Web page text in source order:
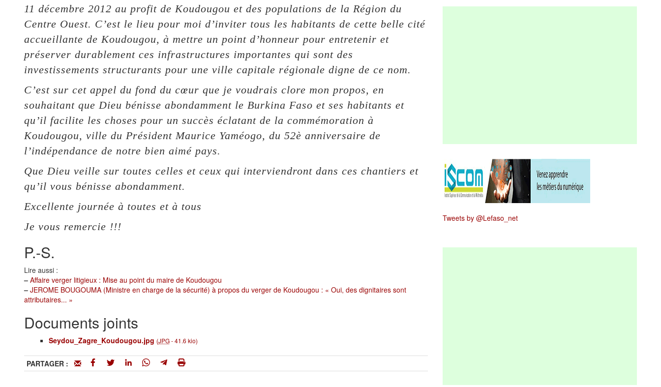
11 décembre 2012 au profit de Koudougou et des populations de la Région du
Centre Ouest. C’est le lieu pour moi d’inviter tous les habitants de cette belle cité
accueillante de Koudougou, à mettre un point d’honneur pour entretenir et
préserver durablement ces infrastructures importantes qui sont des
investissements structurants pour une ville capitale régionale digne de ce nom.
C’est sur cet appel du fond du cœur que je voudrais clore mon propos, en
souhaitant que Dieu bénisse abondamment le Burkina Faso et ses habitants et
qu’il facilite les choses pour un succès éclatant de la commémoration à
Koudougou, ville du Président Maurice Yaméogo, du 52è anniversaire de
l’indépendance de notre bien aimé pays.
Que Dieu veille sur toutes celles et ceux qui interviendront dans ces chantiers et
qu’il vous bénisse abondamment.
Excellente journée à toutes et à tous
Je vous remercie !!!
P.-S.
Lire aussi :
– Affaire verger litigieux : Mise au point du maire de Koudougou
– JEROME BOUGOUMA (Ministre en charge de la sécurité) à propos du verger de Koudougou : « Oui, des dignitaires sont
attributaires... »
Documents joints
Seydou_Zagre_Koudougou.jpg (JPG-41.6 kio)
PARTAGER :
Tweets by @Lefaso_net